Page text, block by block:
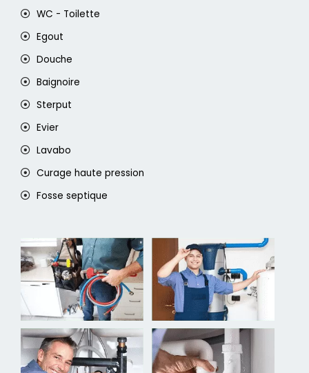
WC - Toilette
Egout
Douche
Baignoire
Sterput
Evier
Lavabo
Curage haute pression
Fosse septique